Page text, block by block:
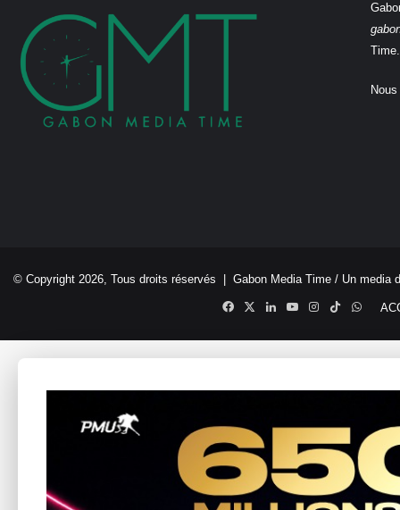
Time.
© Copyright 2026, Tous droits réservés | Gabon Media Time / Un media
Facebook
X LinkedinYouTubeInstagram
TikTok